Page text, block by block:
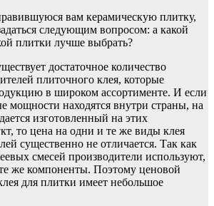
вам керамическую плитку,
следующим вопросом: а какой
плитки лучше выбрать?
достаточное количество
плиточного клея, которые
в широком ассортименте. И если
мощности находятся внутри страны, на
изготовленный на этих
то цена на одни и те же виды клея
существенно не отличается. Так как
смесей производители используют,
же компоненты. Поэтому ценовой
для плитки имеет небольшое